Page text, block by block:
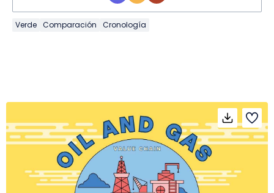
Verde Comparación Cronología